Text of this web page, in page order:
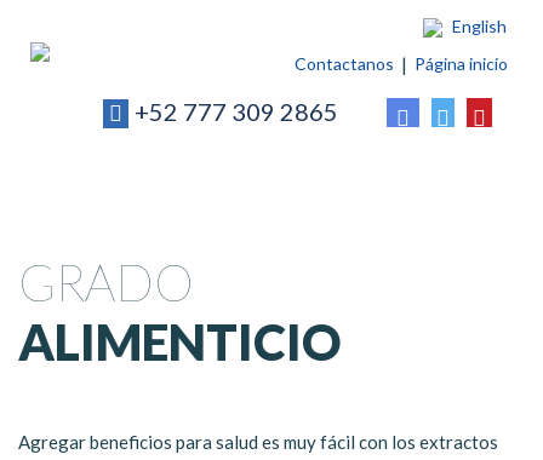
English
Contactanos
Página inicio
+52 777 309 2865
GRADO
ALIMENTICIO
Agregar beneficios para salud es muy fácil con los extractos